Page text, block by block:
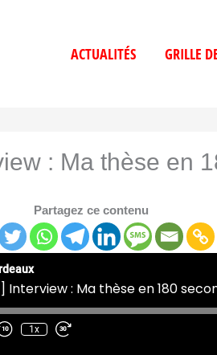
ACTUALITÉS GRILLE
: Ma thèse en
Partagez ce contenu
Interview : Ma thèse en 180
1x